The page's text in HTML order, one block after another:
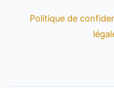
Politique de